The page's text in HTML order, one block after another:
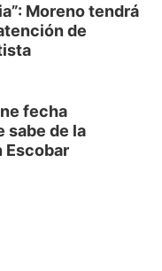
Moreno tendrá
de
fecha
sabe de la
Escobar